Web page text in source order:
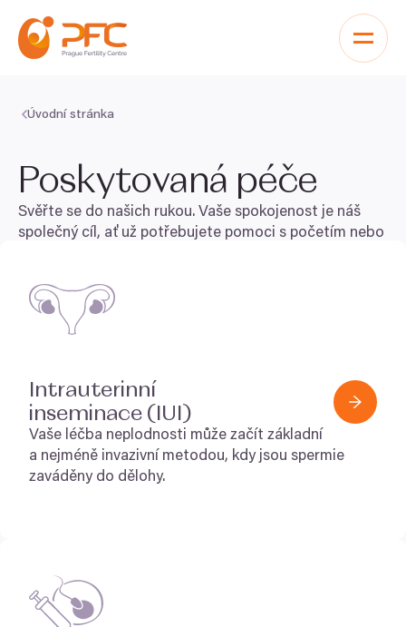
Úvodní stránka
Poskytovaná péče
Svěřte se do našich rukou. Vaše spokojenost je náš
společný cíl, ať už potřebujete pomoci s početím nebo
Intrauterinní
inseminace ( IUI )
Vaše léčba neplodnosti může začít základní
a nejméně invazivní metodou, kdy jsou spermie
zaváděny do dělohy.